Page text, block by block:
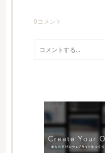
0コメント